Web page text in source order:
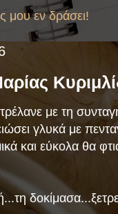
μου εν δράσει!
με τη
γλυκά με
και εύκολα θα